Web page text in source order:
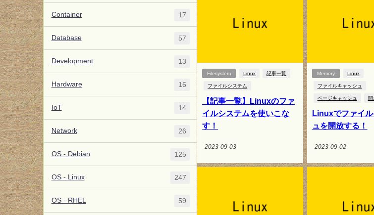
Filesystem Linux 記事一覧
ファイルシステム
【記事一覧】Linuxのファ
イルシステムを使いこな
す！
2023-09-03
Memory Linux
ファイルキャッシュ
ページキャッシュ 開
Linuxでファイ
ュを開放する！
2023-09-02
Container 17
Database 57
Development 13
Hardware 16
IoT 14
Network 26
OS - Debian 125
OS - Linux 247
OS - RHEL 59